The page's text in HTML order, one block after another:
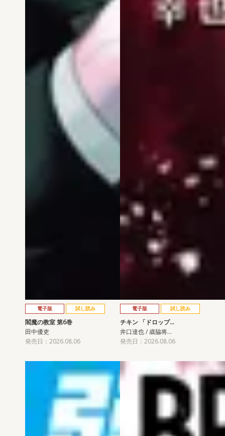
電子版 試し読み
閻魔の教室 第6巻
田中優吏
発売日：2026.08.06
電子版 試し読み
チキン 「ドロップ…
井口達也 / 歳脇将…
発売日：2026.08.06